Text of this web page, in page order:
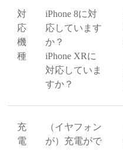
対
応
機
種
iPhone 8に対
応しています
か？
iPhone XRに
対応していま
すか？
充
電
（イヤフォン
が）充電がで